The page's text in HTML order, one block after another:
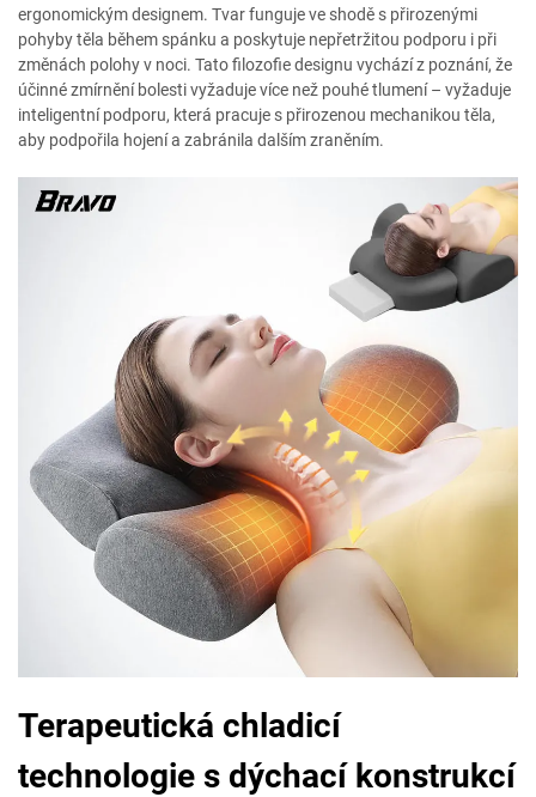
ergonomickým designem. Tvar funguje ve shodě s přirozenými
pohyby těla během spánku a poskytuje nepřetržitou podporu i při
změnách polohy v noci. Tato filozofie designu vychází z poznání, že
účinné zmírnění bolesti vyžaduje více než pouhé tlumení – vyžaduje
inteligentní podporu, která pracuje s přirozenou mechanikou těla,
aby podpořila hojení a zabránila dalším zraněním.
Terapeutická chladicí
technologie s dýchací konstrukcí